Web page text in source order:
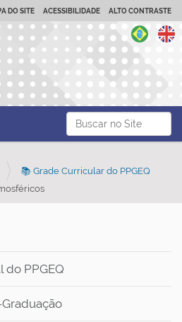
Busca
Busca Avançada…
DO SITE ACESSIBILIDADE ALTO CONTRASTE
📚 Grade Curricular do PPGEQ
PPGEQ